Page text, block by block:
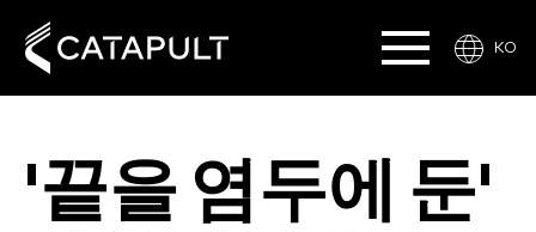
KO
'끝을 염두에 둔'